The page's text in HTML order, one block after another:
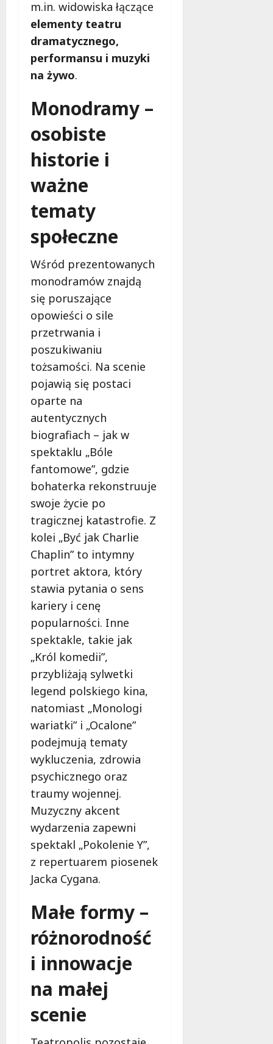
m.in. widowiska łączące
elementy teatru
dramatycznego,
performansu i muzyki
na żywo.
Monodramy –
osobiste
historie i
ważne
tematy
społeczne
Wśród prezentowanych
monodramów znajdą
się poruszające
opowieści o sile
przetrwania i
poszukiwaniu
tożsamości. Na scenie
pojawią się postaci
oparte na
autentycznych
biografiach – jak w
spektaklu „Bóle
fantomowe”, gdzie
bohaterka rekonstruuje
swoje życie po
tragicznej katastrofie. Z
kolei „Być jak Charlie
Chaplin” to intymny
portret aktora, który
stawia pytania o sens
kariery i cenę
popularności. Inne
spektakle, takie jak
„Król komedii”,
przybliżają sylwetki
legend polskiego kina,
natomiast „Monologi
wariatki” i „Ocalone”
podejmują tematy
wykluczenia, zdrowia
psychicznego oraz
traumy wojennej.
Muzyczny akcent
wydarzenia zapewni
spektakl „Pokolenie Y”,
z repertuarem piosenek
Jacka Cygana.
Małe formy –
różnorodność
i innowacje
na małej
scenie